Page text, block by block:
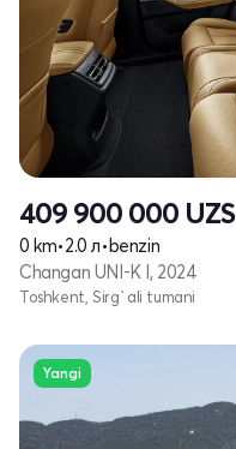
409 900 000 UZS
0 km•2.0 л•benzin
Changan UNI-K I, 2024
Toshkent, Sirg`ali tumani
Yangi